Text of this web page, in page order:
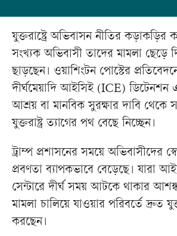
যুক্তরাষ্ট্রে অভিবাসন নীতির কড়াকড়ির
সংখ্যক অভিবাসী তাদের মামলা ছেড়ে
ছাড়ছেন। ওয়াশিংটন পোস্টের
দীর্ঘমেয়াদি আইসিই (ICE) ডিটেনশন
আশ্রয় বা মানবিক সুরক্ষার দাবি থেকে
যুক্তরাষ্ট্র ত্যাগের পথ বেছে নিচ্ছেন।
ট্রাম্প প্রশাসনের সময়ে অভিবাসীদের
প্রবণতা ব্যাপকভাবে বেড়েছে। যারা
সেন্টারে দীর্ঘ সময় আটকে থাকার
মামলা চালিয়ে যাওয়ার পরিবর্তে দ্রুত
করছেন।